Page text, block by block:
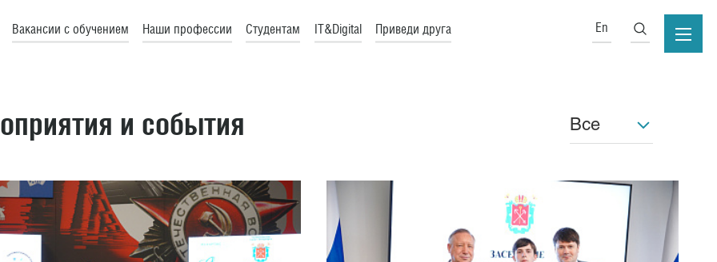
Вакансии с обучением Наши профессии Студентам IT&Digital Приведи друга En
и события Все